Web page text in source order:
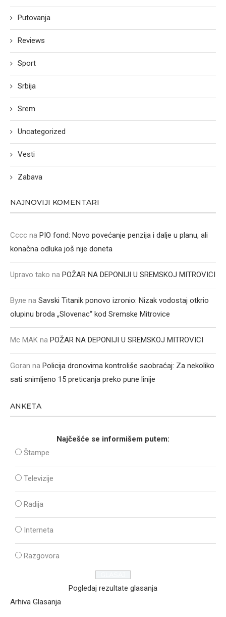
Putovanja
Reviews
Sport
Srbija
Srem
Uncategorized
Vesti
Zabava
NAJNOVIJI KOMENTARI
Cccc na PIO fond: Novo povećanje penzija i dalje u planu, ali
konačna odluka još nije doneta
Upravo tako na POŽAR NA DEPONIJI U SREMSKOJ MITROVICI
Вуле na Savski Titanik ponovo izronio: Nizak vodostaj otkrio
olupinu broda „Slovenac“ kod Sremske Mitrovice
Mc MAK na POŽAR NA DEPONIJI U SREMSKOJ MITROVICI
Goran na Policija dronovima kontroliše saobraćaj: Za nekoliko
sati snimljeno 15 preticanja preko pune linije
ANKETA
Najčešće se informišem putem:
Štampe
Televizije
Radija
Interneta
Razgovora
Pogledaj rezultate glasanja
Arhiva Glasanja